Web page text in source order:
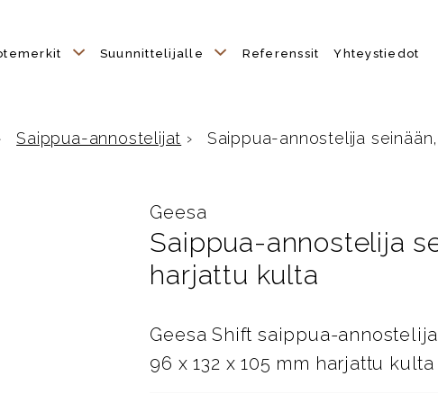
Suunnittelijalle Referenssit Yhteystiedot
Saippua-annostelijat › Saippua-annostelija
Geesa
Saippua-annostelija
harjattu kulta
Geesa Shift saippua-
96 x 132 x 105 mm harjattu